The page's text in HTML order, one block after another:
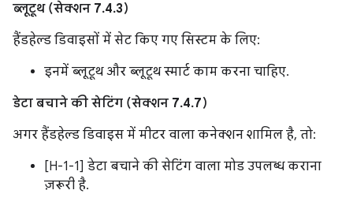
ब्लूटूथ (सेक्शन 7.4.3)
हैंडहेल्ड डिवाइसों में सेट किए गए सिस्टम के लिए:
इनमें ब्लूटूथ और ब्लूटूथ स्मार्ट काम करना चाहिए.
डेटा बचाने की सेटिंग (सेक्शन 7.4.7)
अगर हैंडहेल्ड डिवाइस में मीटर वाला कनेक्शन शामिल है, तो:
[H-1-1] डेटा बचाने की सेटिंग वाला मोड उपलब्ध कराना
ज़रूरी है.